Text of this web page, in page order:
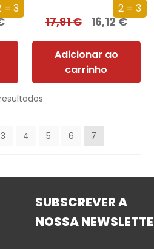
= 3
2 = 3
17,91€ 16,12€
Adicionar ao
carrinho
3 4 5 6 7
SUBSCREVER A
NOSSA